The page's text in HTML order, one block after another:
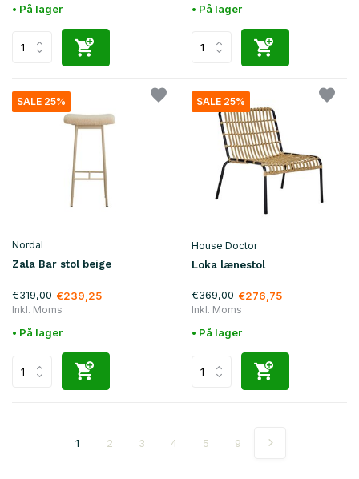
• På lager • På lager
SALE 25%
Nordal
Zala Bar stol beige
€319,00 €239,25
Inkl. Moms
• På lager
SALE 25%
House Doctor
Loka lænestol
€369,00 €276,75
Inkl. Moms
• På lager
1 2 3 4 5 9